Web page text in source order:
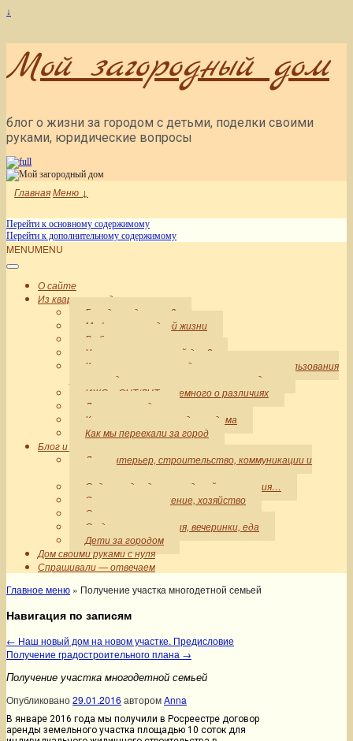
↓
Мой загородный дом
блог о жизни за городом с детьми, поделки своими
руками, юридические вопросы
ГлавнаяМеню ↓
Перейти к основному содержимому
Перейти к дополнительному содержимому
MENUMENU
О сайте
Из квартиры в дом: начало
Город или деревня?
Мифы о загородной жизни
Выбор участка
Участок или готовый дом?
Категории земли и виды разрешенного использования
участков для строительства частного дома
ИЖС и СНТ/ДНТ — немного о различиях
Дети за городом
Коммуникации загородного дома
Как мы переехали за город
Блог и разные статьи
Дом: интерьер, строительство, коммуникации и
Сад: ограды, дорожки, дизайн, растения…
Организация, хранение, хозяйство
Своими руками
Отдых, путешествия, вечеринки, еда
Дети за городом
Дом своими руками с нуля
Спрашивали — отвечаем
Главное меню » Получение участка многодетной семьей
Навигация по записям
← Наш новый дом на новом участке. Предисловие
Получение градостроительного плана →
Получение участка многодетной семьей
Опубликовано29.01.2016 авторомAnna
В январе 2016 года мы получили в Росреестре договор
аренды земельного участка площадью 10 соток для